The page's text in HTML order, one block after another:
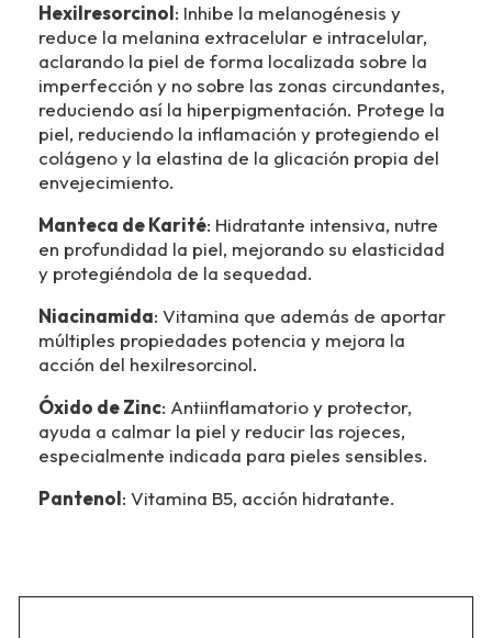
Hexilresorcinol: Inhibe la melanogénesis y
reduce la melanina extracelular e intracelular,
aclarando la piel de forma localizada sobre la
imperfección y no sobre las zonas circundantes,
reduciendo así la hiperpigmentación. Protege la
piel, reduciendo la inflamación y protegiendo el
colágeno y la elastina de la glicación propia del
envejecimiento.
Manteca de Karité: Hidratante intensiva, nutre
en profundidad la piel, mejorando su elasticidad
y protegiéndola de la sequedad.
Niacinamida: Vitamina que además de aportar
múltiples propiedades potencia y mejora la
acción del hexilresorcinol.
Óxido de Zinc: Antiinflamatorio y protector,
ayuda a calmar la piel y reducir las rojeces,
especialmente indicada para pieles sensibles.
Pantenol: Vitamina B5, acción hidratante.